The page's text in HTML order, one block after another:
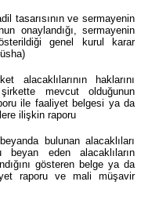
tasarısının ve sermayenin
onaylandığı, sermayenin
genel kurul karar
alacaklılarının haklarını
mevcut olduğunun
ile faaliyet belgesi ya da
ilişkin raporu
bulunan alacaklıları
eden alacaklıların
gösteren belge ya da
raporu ve mali müşavir